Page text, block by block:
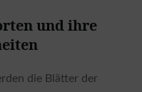
und ihre
die Blätter der